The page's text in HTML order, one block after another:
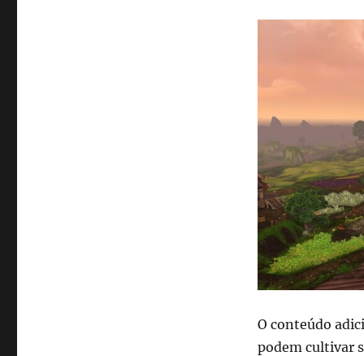
O conteúdo
podem cultivar